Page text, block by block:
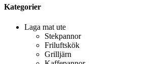
Kategorier
Laga mat ute
Stekpannor
Friluftskök
Grilljärn